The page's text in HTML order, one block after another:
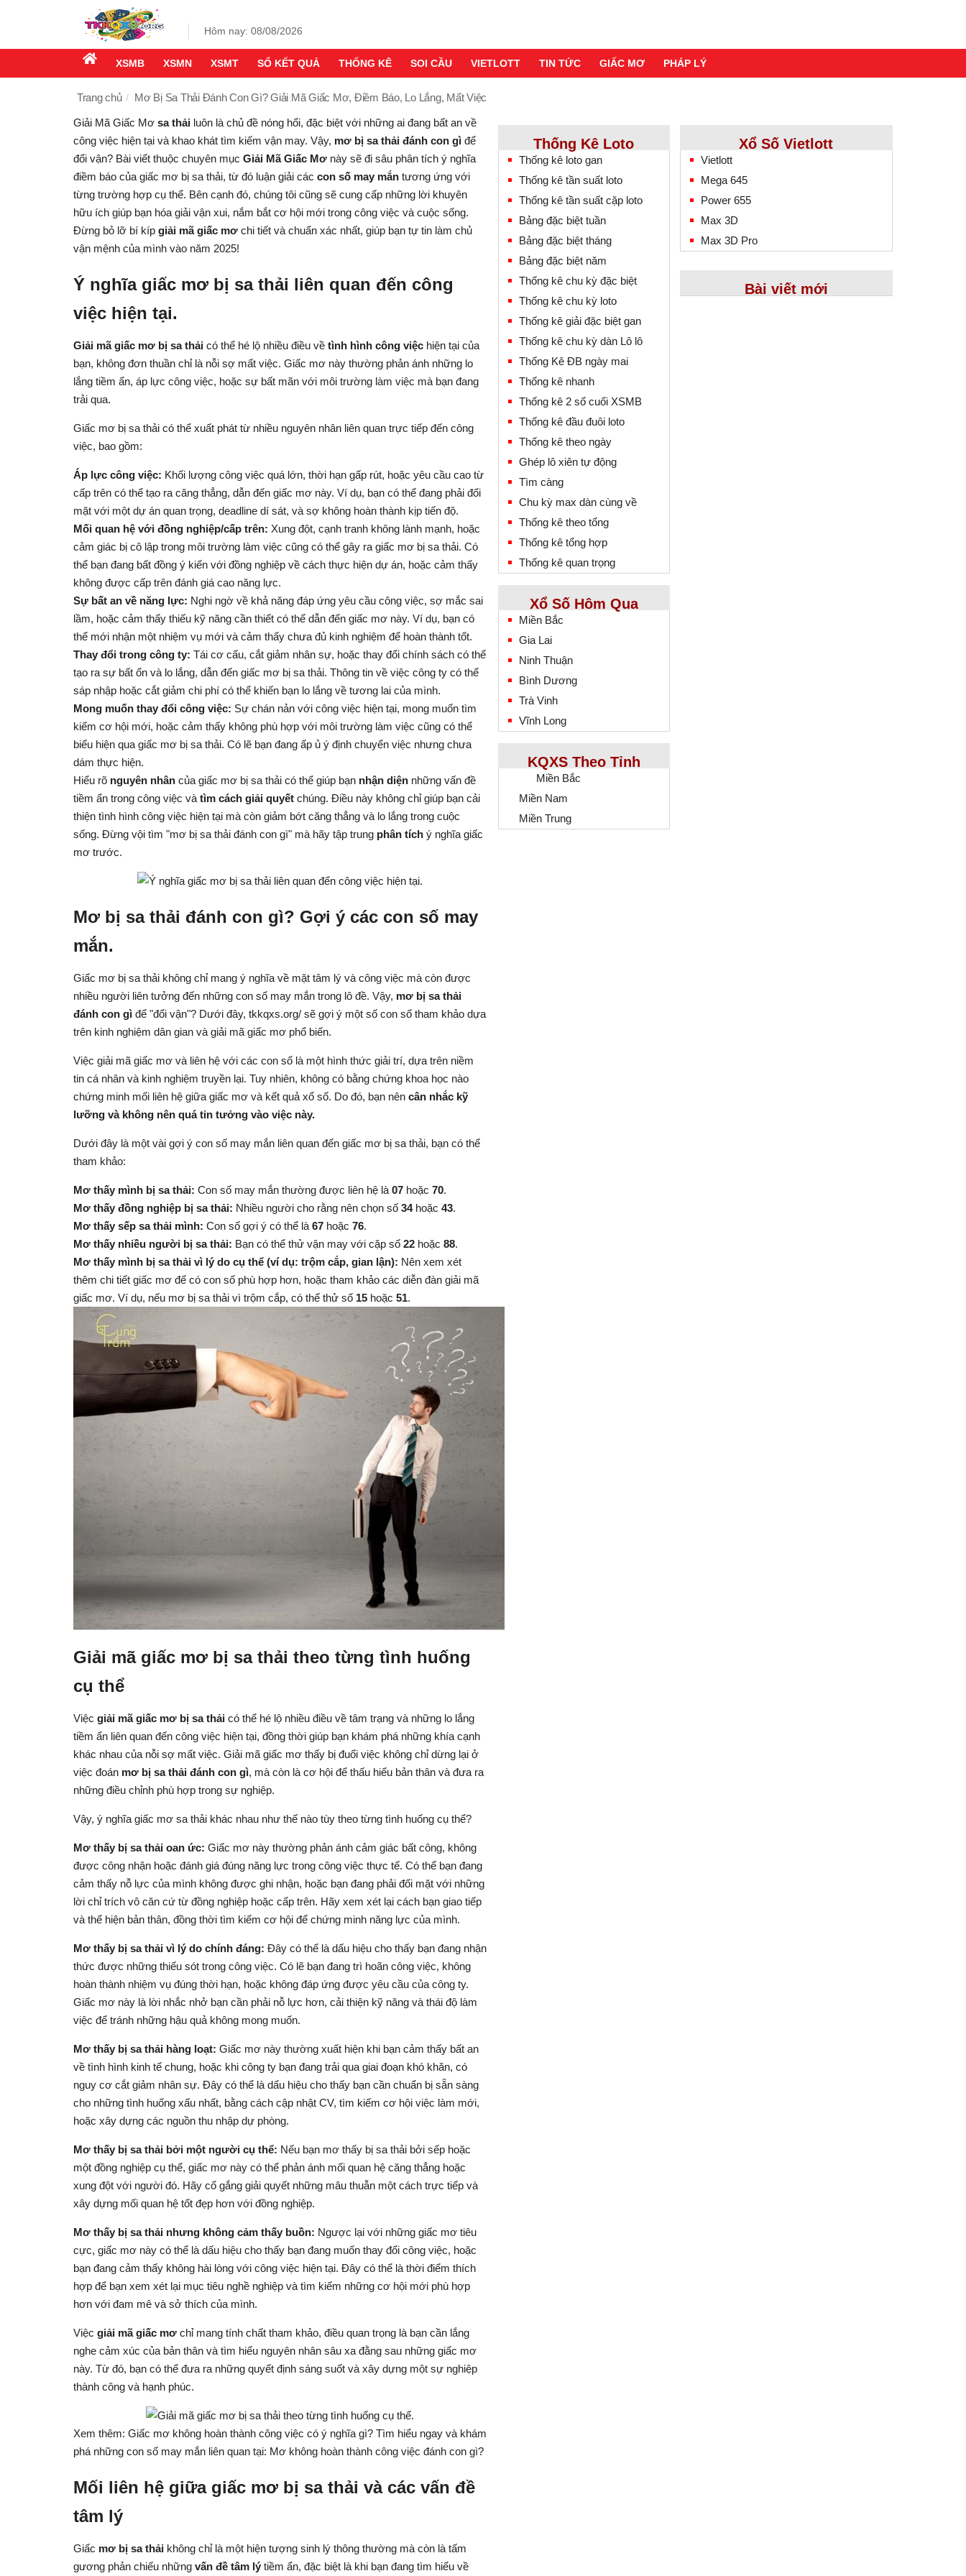
Hôm nay: 08/08/2026
XSMB XSMN XSMT SỔ KẾT QUẢ THỐNG KÊ SOI CẦU VIETLOTT TIN TỨC GIẤC MƠ PHÁP LÝ
Trang chủ Mơ Bị Sa Thải Đánh Con Gì? Giải Mã Giấc Mơ, Điềm Báo, Lo Lắng, Mất Việc
Giải Mã Giấc Mơ sa thải luôn là chủ đề nóng hổi, đặc biệt với những ai đang bất an về
công việc hiện tại và khao khát tìm kiếm vận may. Vậy, mơ bị sa thải đánh con gì để
đổi vận? Bài viết thuộc chuyên mục Giải Mã Giấc Mơ này sẽ đi sâu phân tích ý nghĩa
điềm báo của giấc mơ bị sa thải, từ đó luận giải các con số may mắn tương ứng với
từng trường hợp cụ thể. Bên cạnh đó, chúng tôi cũng sẽ cung cấp những lời khuyên
hữu ích giúp bạn hóa giải vận xui, nắm bắt cơ hội mới trong công việc và cuộc sống.
Đừng bỏ lỡ bí kíp giải mã giấc mơ chi tiết và chuẩn xác nhất, giúp bạn tự tin làm chủ
vận mệnh của mình vào năm 2025!
Ý nghĩa giấc mơ bị sa thải liên quan đến công
việc hiện tại.
Giải mã giấc mơ bị sa thải có thể hé lộ nhiều điều về tình hình công việc hiện tại của
bạn, không đơn thuần chỉ là nỗi sợ mất việc. Giấc mơ này thường phản ánh những lo
lắng tiềm ẩn, áp lực công việc, hoặc sự bất mãn với môi trường làm việc mà bạn đang
trải qua.
Giấc mơ bị sa thải có thể xuất phát từ nhiều nguyên nhân liên quan trực tiếp đến công
việc, bao gồm:
Áp lực công việc: Khối lượng công việc quá lớn, thời hạn gấp rút, hoặc yêu cầu cao từ
cấp trên có thể tạo ra căng thẳng, dẫn đến giấc mơ này. Ví dụ, bạn có thể đang phải đối
mặt với một dự án quan trọng, deadline dí sát, và sợ không hoàn thành kịp tiến độ.
Mối quan hệ với đồng nghiệp/cấp trên: Xung đột, cạnh tranh không lành mạnh, hoặc
cảm giác bị cô lập trong môi trường làm việc cũng có thể gây ra giấc mơ bị sa thải. Có
thể bạn đang bất đồng ý kiến với đồng nghiệp về cách thực hiện dự án, hoặc cảm thấy
không được cấp trên đánh giá cao năng lực.
Sự bất an về năng lực: Nghi ngờ về khả năng đáp ứng yêu cầu công việc, sợ mắc sai
lầm, hoặc cảm thấy thiếu kỹ năng cần thiết có thể dẫn đến giấc mơ này. Ví dụ, bạn có
thể mới nhận một nhiệm vụ mới và cảm thấy chưa đủ kinh nghiệm để hoàn thành tốt.
Thay đổi trong công ty: Tái cơ cấu, cắt giảm nhân sự, hoặc thay đổi chính sách có thể
tạo ra sự bất ổn và lo lắng, dẫn đến giấc mơ bị sa thải. Thông tin về việc công ty có thể
sáp nhập hoặc cắt giảm chi phí có thể khiến bạn lo lắng về tương lai của mình.
Mong muốn thay đổi công việc: Sự chán nản với công việc hiện tại, mong muốn tìm
kiếm cơ hội mới, hoặc cảm thấy không phù hợp với môi trường làm việc cũng có thể
biểu hiện qua giấc mơ bị sa thải. Có lẽ bạn đang ấp ủ ý định chuyển việc nhưng chưa
dám thực hiện.
Hiểu rõ nguyên nhân của giấc mơ bị sa thải có thể giúp bạn nhận diện những vấn đề
tiềm ẩn trong công việc và tìm cách giải quyết chúng. Điều này không chỉ giúp bạn cải
thiện tình hình công việc hiện tại mà còn giảm bớt căng thẳng và lo lắng trong cuộc
sống. Đừng vội tìm "mơ bị sa thải đánh con gì" mà hãy tập trung phân tích ý nghĩa giấc
mơ trước.
Mơ bị sa thải đánh con gì? Gợi ý các con số may
mắn.
Giấc mơ bị sa thải không chỉ mang ý nghĩa về mặt tâm lý và công việc mà còn được
nhiều người liên tưởng đến những con số may mắn trong lô đề. Vậy, mơ bị sa thải
đánh con gì để "đổi vận"? Dưới đây, tkkqxs.org/ sẽ gợi ý một số con số tham khảo dựa
trên kinh nghiệm dân gian và giải mã giấc mơ phổ biến.
Việc giải mã giấc mơ và liên hệ với các con số là một hình thức giải trí, dựa trên niềm
tin cá nhân và kinh nghiệm truyền lại. Tuy nhiên, không có bằng chứng khoa học nào
chứng minh mối liên hệ giữa giấc mơ và kết quả xổ số. Do đó, bạn nên cân nhắc kỹ
lưỡng và không nên quá tin tưởng vào việc này.
Dưới đây là một vài gợi ý con số may mắn liên quan đến giấc mơ bị sa thải, bạn có thể
tham khảo:
Mơ thấy mình bị sa thải: Con số may mắn thường được liên hệ là 07 hoặc 70.
Mơ thấy đồng nghiệp bị sa thải: Nhiều người cho rằng nên chọn số 34hoặc 43.
Mơ thấy sếp sa thải mình: Con số gợi ý có thể là 67 hoặc 76.
Mơ thấy nhiều người bị sa thải: Bạn có thể thử vận may với cặp số 22 hoặc 88.
Mơ thấy mình bị sa thải vì lý do cụ thể (ví dụ: trộm cắp, gian lận): Nên xem xét
thêm chi tiết giấc mơ để có con số phù hợp hơn, hoặc tham khảo các diễn đàn giải mã
giấc mơ. Ví dụ, nếu mơ bị sa thải vì trộm cắp, có thể thử số 15 hoặc 51.
Giải mã giấc mơ bị sa thải theo từng tình huống
cụ thể
Việc giải mã giấc mơ bị sa thải có thể hé lộ nhiều điều về tâm trạng và những lo lắng
tiềm ẩn liên quan đến công việc hiện tại, đồng thời giúp bạn khám phá những khía cạnh
khác nhau của nỗi sợ mất việc. Giải mã giấc mơ thấy bị đuổi việc không chỉ dừng lại ở
việc đoán mơ bị sa thải đánh con gì, mà còn là cơ hội để thấu hiểu bản thân và đưa ra
những điều chỉnh phù hợp trong sự nghiệp.
Vậy, ý nghĩa giấc mơ sa thải khác nhau như thế nào tùy theo từng tình huống cụ thể?
Mơ thấy bị sa thải oan ức: Giấc mơ này thường phản ánh cảm giác bất công, không
được công nhận hoặc đánh giá đúng năng lực trong công việc thực tế. Có thể bạn đang
cảm thấy nỗ lực của mình không được ghi nhận, hoặc bạn đang phải đối mặt với những
lời chỉ trích vô căn cứ từ đồng nghiệp hoặc cấp trên. Hãy xem xét lại cách bạn giao tiếp
và thể hiện bản thân, đồng thời tìm kiếm cơ hội để chứng minh năng lực của mình.
Mơ thấy bị sa thải vì lý do chính đáng: Đây có thể là dấu hiệu cho thấy bạn đang nhận
thức được những thiếu sót trong công việc. Có lẽ bạn đang trì hoãn công việc, không
hoàn thành nhiệm vụ đúng thời hạn, hoặc không đáp ứng được yêu cầu của công ty.
Giấc mơ này là lời nhắc nhở bạn cần phải nỗ lực hơn, cải thiện kỹ năng và thái độ làm
việc để tránh những hậu quả không mong muốn.
Mơ thấy bị sa thải hàng loạt: Giấc mơ này thường xuất hiện khi bạn cảm thấy bất an
về tình hình kinh tế chung, hoặc khi công ty bạn đang trải qua giai đoạn khó khăn, có
nguy cơ cắt giảm nhân sự. Đây có thể là dấu hiệu cho thấy bạn cần chuẩn bị sẵn sàng
cho những tình huống xấu nhất, bằng cách cập nhật CV, tìm kiếm cơ hội việc làm mới,
hoặc xây dựng các nguồn thu nhập dự phòng.
Mơ thấy bị sa thải bởi một người cụ thể: Nếu bạn mơ thấy bị sa thải bởi sếp hoặc
một đồng nghiệp cụ thể, giấc mơ này có thể phản ánh mối quan hệ căng thẳng hoặc
xung đột với người đó. Hãy cố gắng giải quyết những mâu thuẫn một cách trực tiếp và
xây dựng mối quan hệ tốt đẹp hơn với đồng nghiệp.
Mơ thấy bị sa thải nhưng không cảm thấy buồn: Ngược lại với những giấc mơ tiêu
cực, giấc mơ này có thể là dấu hiệu cho thấy bạn đang muốn thay đổi công việc, hoặc
bạn đang cảm thấy không hài lòng với công việc hiện tại. Đây có thể là thời điểm thích
hợp để bạn xem xét lại mục tiêu nghề nghiệp và tìm kiếm những cơ hội mới phù hợp
hơn với đam mê và sở thích của mình.
Việc giải mã giấc mơ chỉ mang tính chất tham khảo, điều quan trọng là bạn cần lắng
nghe cảm xúc của bản thân và tìm hiểu nguyên nhân sâu xa đằng sau những giấc mơ
này. Từ đó, bạn có thể đưa ra những quyết định sáng suốt và xây dựng một sự nghiệp
thành công và hạnh phúc.
Xem thêm: Giấc mơ không hoàn thành công việc có ý nghĩa gì? Tìm hiểu ngay và khám
phá những con số may mắn liên quan tại: Mơ không hoàn thành công việc đánh con gì?
Mối liên hệ giữa giấc mơ bị sa thải và các vấn đề
tâm lý
Giấc mơ bị sa thải không chỉ là một hiện tượng sinh lý thông thường mà còn là tấm
gương phản chiếu những vấn đề tâm lý tiềm ẩn, đặc biệt là khi bạn đang tìm hiểu về
Thống Kê Loto
Thống kê loto gan
Thống kê tần suất loto
Thống kê tần suất cặp loto
Bảng đặc biệt tuần
Bảng đặc biệt tháng
Bảng đặc biệt năm
Thống kê chu kỳ đặc biệt
Thống kê chu kỳ loto
Thống kê giải đặc biệt gan
Thống kê chu kỳ dàn Lô lô
Thống Kê ĐB ngày mai
Thống kê nhanh
Thống kê 2 số cuối XSMB
Thống kê đầu đuôi loto
Thống kê theo ngày
Ghép lô xiên tự động
Tìm càng
Chu kỳ max dàn cùng về
Thống kê theo tổng
Thống kê tổng hợp
Thống kê quan trọng
Xổ Số Hôm Qua
Miền Bắc
Gia Lai
Ninh Thuận
Bình Dương
Trà Vinh
Vĩnh Long
KQXS Theo Tỉnh
Miền Bắc
Miền Nam
Miền Trung
Xổ Số Vietlott
Vietlott
Mega 645
Power 655
Max 3D
Max 3D Pro
Bài viết mới